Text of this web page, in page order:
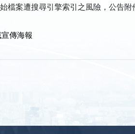
檔案遭搜尋引擎索引之風險，公告
傳海報